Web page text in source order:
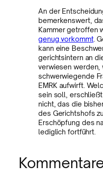
An der
bemerkenswert,
Kammer getroffen
genug vorkommt.
kann eine
gerichtsintern an
verwiesen werden,
schwerwiegende
EMRK aufwirft.
sein soll,
nicht, das die
des Gerichtshofs
Erschöpfung des
lediglich fortführt.